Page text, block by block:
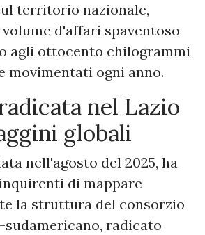
territorio nazionale,
d'affari spaventoso
agli ottocento chilogrammi
movimentati ogni anno.
nel Lazio
globali
nell'agosto del 2025, ha
di mappare
la struttura del consorzio
radicato